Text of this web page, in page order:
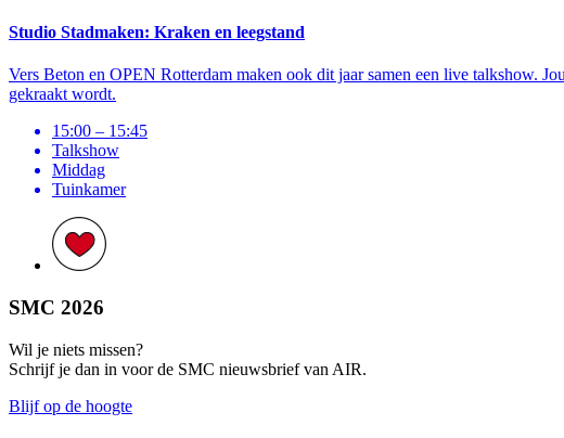
Studio Stadmaken: Kraken en leegstand
Vers Beton en OPEN Rotterdam maken ook dit jaar samen een live talkshow.
gekraakt wordt.
15:00 – 15:45
Talkshow
Middag
Tuinkamer
SMC 2026
Wil je niets missen?
Schrijf je dan in voor de SMC nieuwsbrief van AIR.
Blijf op de hoogte